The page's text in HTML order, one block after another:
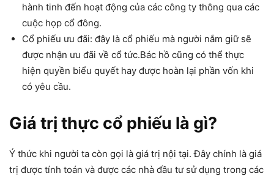
hành tinh đến hoạt động của các công ty thông qua các
cuộc họp cổ đông.
Cổ phiếu ưu đãi: đây là cổ phiếu mà người nắm giữ sẽ
được nhận ưu đãi về cổ tức.Bác hồ cũng có thể thực
hiện quyền biểu quyết hay được hoàn lại phần vốn khi
có yêu cầu.
Giá trị thực cổ phiếu là gì?
Ý thức khi người ta còn gọi là giá trị nội tại. Đây chính là giá
trị được tính toán và được các nhà đầu tư sử dụng trong các